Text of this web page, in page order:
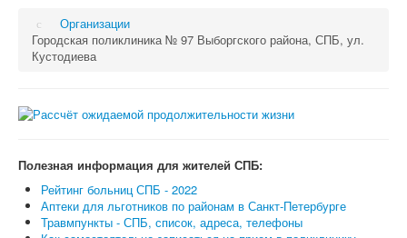
Организации
Городская поликлиника № 97 Выборгского района, СПБ, ул.
Кустодиева
Полезная информация для жителей СПБ:
Рейтинг больниц СПБ - 2022
Аптеки для льготников по районам в Санкт-Петербурге
Травмпункты - СПБ, список, адреса, телефоны